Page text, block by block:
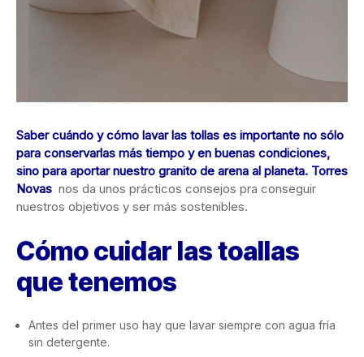
Saber cuándo y cómo lavar las tollas es importante no sólo
para conservarlas más tiempo y en buenas condiciones,
sino para aportar nuestro granito de arena al planeta. Torres
Novas nos da unos prácticos consejos pra conseguir
nuestros objetivos y ser más sostenibles.
Cómo cuidar las toallas
que tenemos
Antes del primer uso hay que lavar siempre con agua fría
sin detergente.